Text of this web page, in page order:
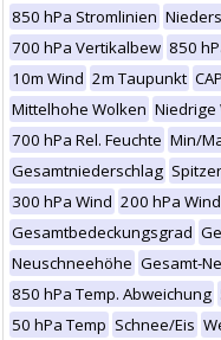
850 hPa Stromlinien
700 hPa Vertikalbew 850
10m Wind 2m Taupunkt
Mittelhohe Wolken Niedrige
700 hPa Rel. Feuchte Min/
Gesamtniederschlag
300 hPa Wind 200 hPa Wind
Gesamtbedeckungsgrad
Neuschneehöhe Gesamt-
850 hPa Temp. Abweichung
50 hPa Temp Schnee/Eis